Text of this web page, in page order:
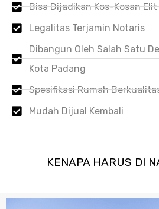
Bisa Dijadikan Kos-Kosan Elit
Legalitas Terjamin Notaris
Dibangun Oleh Salah Satu
Kota Padang
Spesifikasi Rumah
Mudah Dijual Kembali
KENAPA HARUS DI